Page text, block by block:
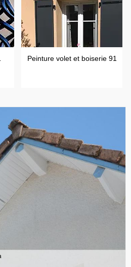
Peinture volet et boiserie 91